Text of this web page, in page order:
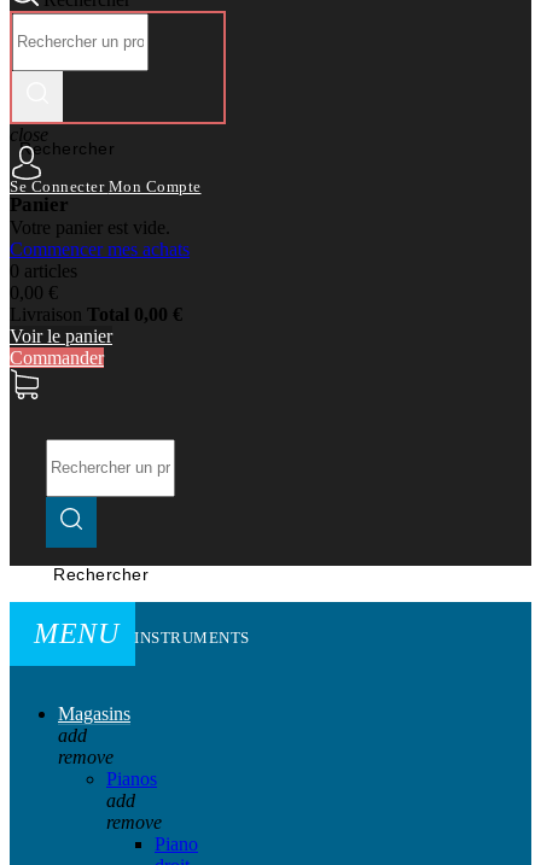
Rechercher
close
Se Connecter Mon Compte
Panier
Votre panier est vide.
Commencer mes achats
0 articles
0,00 €
Livraison Total 0,00 €
Voir le panier
Commander
Rechercher
MENU INSTRUMENTS
Magasins
add
remove
Pianos
add
remove
Piano